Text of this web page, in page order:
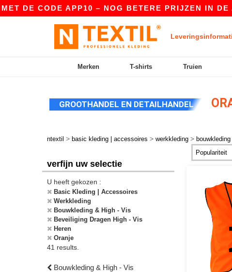
APP10 – NOG BETERE PRIJZEN IN DE APP!|
Merken T-shirts Truien
GROOTHANDEL EN DETAILHANDEL
ntextil > basic kleding | accessoires > werkkleding >
verfijn uw selectie
U heeft gekozen :
Basic Kleding | Accessoires
Werkkleding
Bouwkleding & High - Vis
Beveiliging Dragen High - Vis
Heren
Oranje
41 results.
Bouwkleding & High - Vis